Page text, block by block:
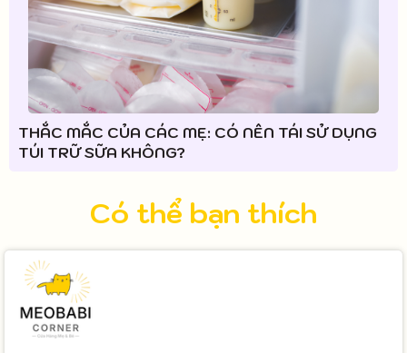
THẮC MẮC CỦA CÁC MẸ: CÓ NÊN TÁI SỬ DỤNG
TÚI TRỮ SỮA KHÔNG?
Có thể bạn thích